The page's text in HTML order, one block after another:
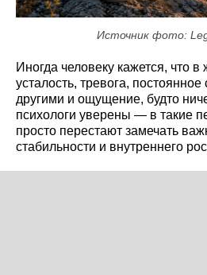
Источник фото:
Иногда человеку кажется, что в
усталость, тревога,
другими и ощущение, будто
психологи уверены — в такие
просто перестают замечать
стабильности и внутреннего